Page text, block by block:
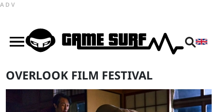
ADV
OVERLOOK FILM FESTIVAL